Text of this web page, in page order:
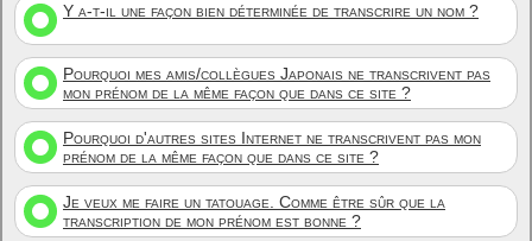
Y a-t-il une façon bien déterminée de transcrire un nom ?
Pourquoi mes amis/collègues Japonais ne transcrivent pas
mon prénom de la même façon que dans ce site ?
Pourquoi d'autres sites Internet ne transcrivent pas mon
prénom de la même façon que dans ce site ?
Je veux me faire un tatouage. Comme être sûr que la
transcription de mon prénom est bonne ?